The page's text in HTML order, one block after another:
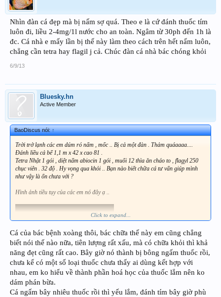
Nhìn đàn cá đẹp mà bị nấm sợ quá. Theo e là cứ đánh thuốc tím
luôn đi, liều 2-4mg/1l nước cho an toàn. Ngâm từ 30ph đến 1h là
đc. Cá nhà e mấy lần bị thế này làm theo cách trên hết nấm luôn,
chẳng cần tetra hay flagil j cả. Chúc đàn cá nhà bác chóng khỏi
6/9/13
Bluesky.hn
Active Member
BaoDiscus nói:↑
Trời trở lạnh các em dúm ró nấm , mốc .. Bị cả một đàn . Thảm quáaaaa....
Đánh liều cả bể 1,1 m x 42 x cao 81 .
Tetra Nhật 1 gói , diệt nấm abiocin 1 gói , muối 12 thìa ăn cháo to , flagyl 250
chục viên . 32 độ . Hy vọng qua khỏi .. Bạn nào biết chữa cá tư vấn giúp mình
như vậy là ổn chưa với ?
Hình ảnh tiều tụy của các em nó đây ạ ..
Click to expand...
Cá của bác bệnh xoàng thôi, bác chữa thế này em cũng chẳng
biết nói thế nào nữa, tiên lượng rất xấu, mà có chữa khỏi thì khả
năng đẹt cũng rất cao. Bây giờ nó thành bị bông ngấm thuốc rồi,
chưa kể có một số loại thuốc chưa thấy ai dùng kết hợp với
nhau, em ko hiểu về thành phần hoá học của thuốc lắm nên ko
dám phán bừa.
Cá ngấm bây nhiêu thuốc rồi thì yếu lắm, đánh tím bây giờ phù